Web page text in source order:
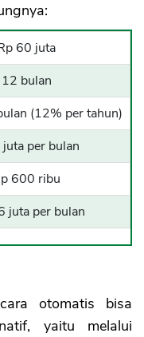
60 juta
12 bulan
(12% per tahun)
juta per bulan
600 ribu
juta per bulan
otomatis bisa
yaitu melalui